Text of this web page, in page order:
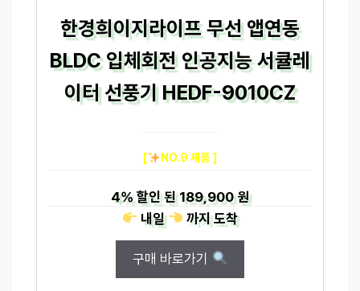
한경희이지라이프 무선 앱연동
BLDC 입체회전 인공지능 서큘레
이터 선풍기 HEDF-9010CZ
[ NO.9 제품 ]
4%할인 된189,900 원
내일
까지도착
구매 바로가기